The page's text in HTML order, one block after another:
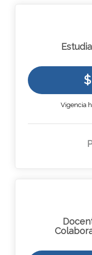
Vigencia
Docentes, Egresados y